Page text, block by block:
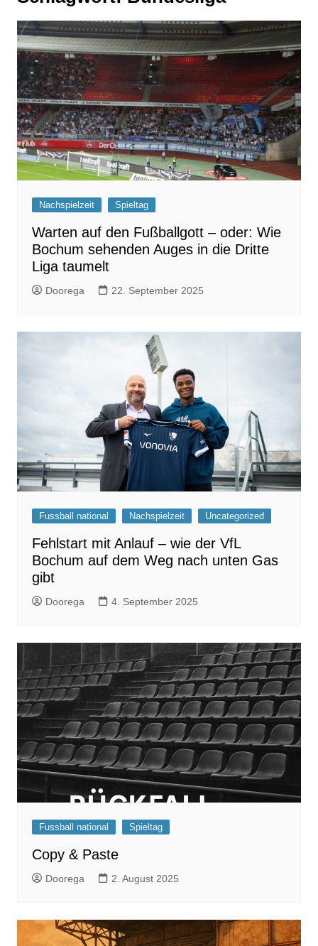
Nachspielzeit Spieltag
Warten auf den Fußballgott – oder: Wie
Bochum sehenden Auges in die Dritte
Liga taumelt
Doorega 22. September 2025
Fussball national Nachspielzeit Uncategorized
Fehlstart mit Anlauf – wie der VfL
Bochum auf dem Weg nach unten Gas
gibt
Doorega 4. September 2025
Fussball national Spieltag
Copy & Paste
Doorega 2. August 2025